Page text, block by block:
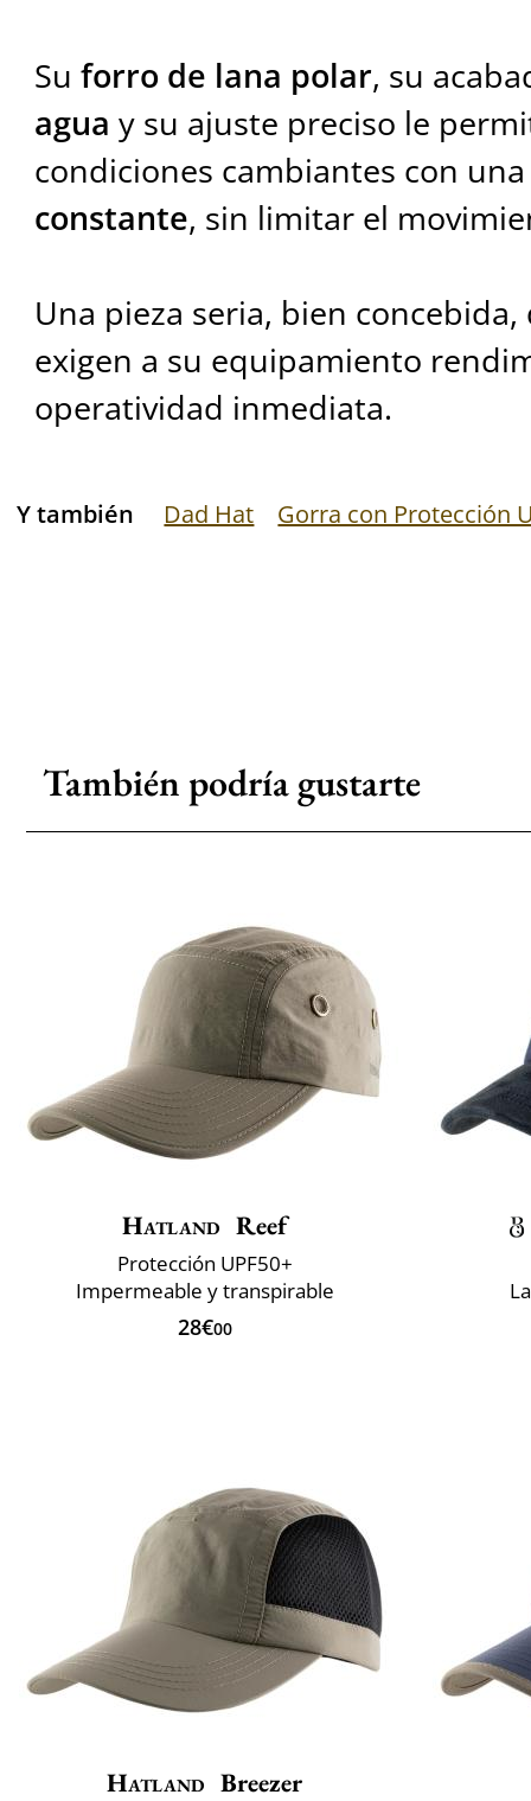
Su forro de lana polar, su
agua y su ajuste preciso le
condiciones cambiantes con
constante, sin limitar el
Una pieza seria, bien
exigen a su equipamiento
operatividad inmediata.
Y también Dad Hat Gorra con Protección
También podría gustarte
Hatland Reef
Protección UPF50+
Impermeable y transpirable
28€00
Hatland Breezer